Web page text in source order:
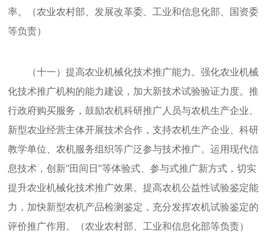
率。（农业农村部、发展改革委、工业和信息化部、国资委
等负责）
（十一）提高农业机械化技术推广能力。强化农业机械
化技术推广机构的能力建设，加大新技术试验验证力度。推
行政府购买服务，鼓励农机科研推广人员与农机生产企业、
新型农业经营主体开展技术合作，支持农机生产企业、科研
教学单位、农机服务组织等广泛参与技术推广。运用现代信
息技术，创新“田间日”等体验式、参与式推广新方式，切实
提升农业机械化技术推广效果。提高农机公益性试验鉴定能
力，加快新型农机产品检测鉴定，充分发挥农机试验鉴定的
评价推广作用。（农业农村部、工业和信息化部等负责）